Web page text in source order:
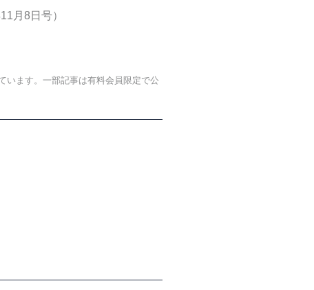
月8日号）
います。一部記事は有料会員限定で公